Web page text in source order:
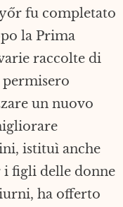
fu completato
la Prima
raccolte di
permisero
un nuovo
istituì anche
i figli delle donne
ha offerto